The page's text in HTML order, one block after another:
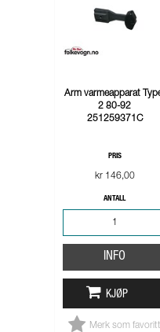
Arm varmeapparat
2 80-92
251259371C
PRIS
kr 146,00
ANTALL
INFO
KJØP
Merk som favoritt